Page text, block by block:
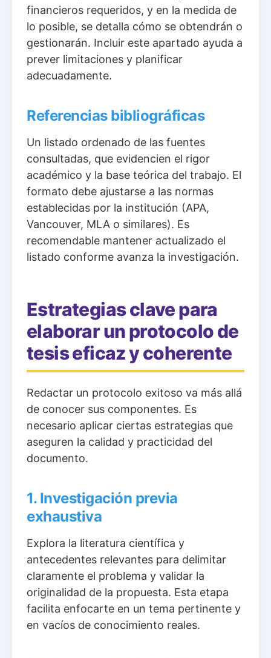
financieros requeridos, y en la medida de
lo posible, se detalla cómo se obtendrán o
gestionarán. Incluir este apartado ayuda a
prever limitaciones y planificar
adecuadamente.
Referencias bibliográficas
Un listado ordenado de las fuentes
consultadas, que evidencien el rigor
académico y la base teórica del trabajo. El
formato debe ajustarse a las normas
establecidas por la institución (APA,
Vancouver, MLA o similares). Es
recomendable mantener actualizado el
listado conforme avanza la investigación.
Estrategias clave para
elaborar un protocolo de
tesis eficaz y coherente
Redactar un protocolo exitoso va más allá
de conocer sus componentes. Es
necesario aplicar ciertas estrategias que
aseguren la calidad y practicidad del
documento.
1. Investigación previa
exhaustiva
Explora la literatura científica y
antecedentes relevantes para delimitar
claramente el problema y validar la
originalidad de la propuesta. Esta etapa
facilita enfocarte en un tema pertinente y
en vacíos de conocimiento reales.